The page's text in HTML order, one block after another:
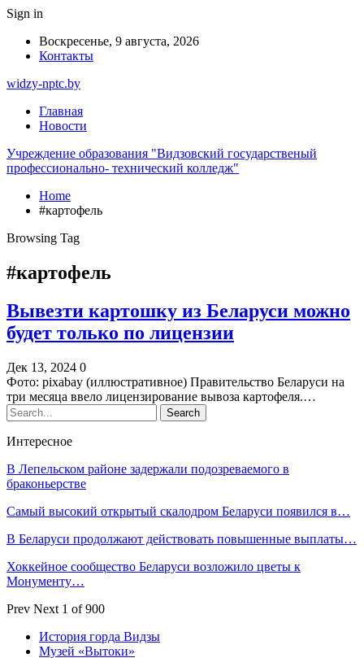
Sign in
Воскресенье, 9 августа, 2026
Контакты
widzy-nptc.by
Главная
Новости
Учреждение образования "Видзовский государственый
профессионально- технический колледж"
Home
#картофель
Browsing Tag
#картофель
Вывезти картошку из Беларуси можно
будет только по лицензии
Дек 13, 2024 0
Фото: pixabay (иллюстративное) Правительство Беларуси на
три месяца ввело лицензирование вывоза картофеля.…
Интересное
В Лепельском районе задержали подозреваемого в
браконьерстве
Самый высокий открытый скалодром Беларуси появился в…
В Беларуси продолжают действовать повышенные выплаты…
Хоккейное сообщество Беларуси возложило цветы к
Монументу…
Prev Next 1 of 900
История горда Видзы
Музей «Вытоки»